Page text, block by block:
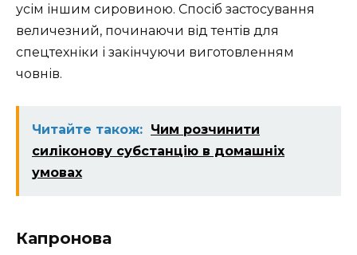
усім іншим сировиною. Спосіб застосування
величезний, починаючи від тентів для
спецтехніки і закінчуючи виготовленням
човнів.
Читайте також: Чим розчинити
силіконову субстанцію в домашніх
умовах
Капронова